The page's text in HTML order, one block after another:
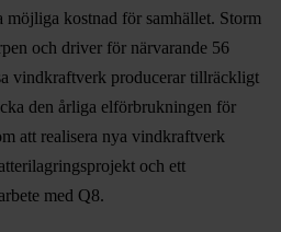
möjliga kostnad för samhället. Storm
och driver för närvarande 56
vindkraftverk producerar tillräckligt
den årliga elförbrukningen för
att realisera nya vindkraftverk
och ett
med Q8.